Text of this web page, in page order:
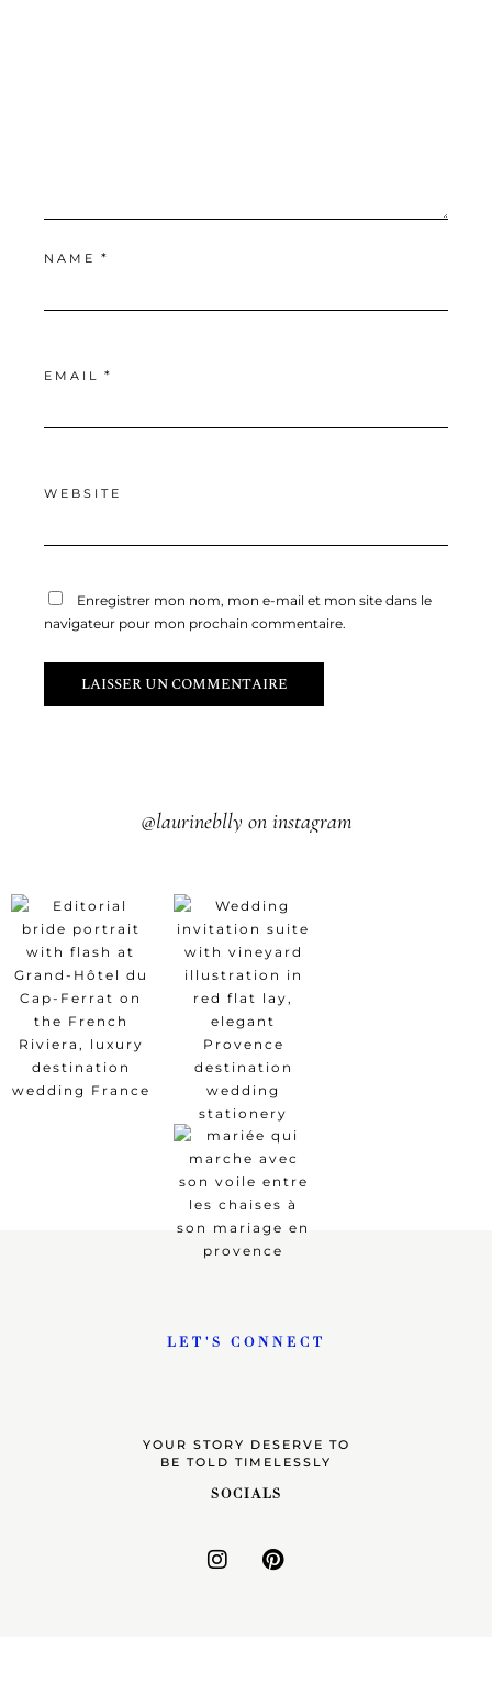
NAME *
EMAIL *
WEBSITE
Enregistrer mon nom, mon e-mail et mon site dans le
navigateur pour mon prochain commentaire.
@laurineblly on instagram
LET'S CONNECT
YOUR STORY DESERVE TO
BE TOLD TIMELESSLY
SOCIALS